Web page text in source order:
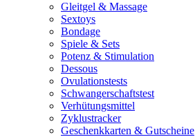
Gleitgel & Massage
Sextoys
Bondage
Spiele & Sets
Potenz & Stimulation
Dessous
Ovulationstests
Schwangerschaftstest
Verhütungsmittel
Zyklustracker
Geschenkkarten & Gutscheine